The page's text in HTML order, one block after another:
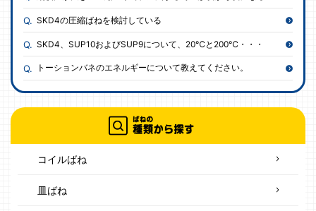
SKD4の圧縮ばねを検討している
SKD4、SUP10およびSUP9について、20℃と200℃・・・
トーションバネのエネルギーについて教えてください。
コイルばね
皿ばね